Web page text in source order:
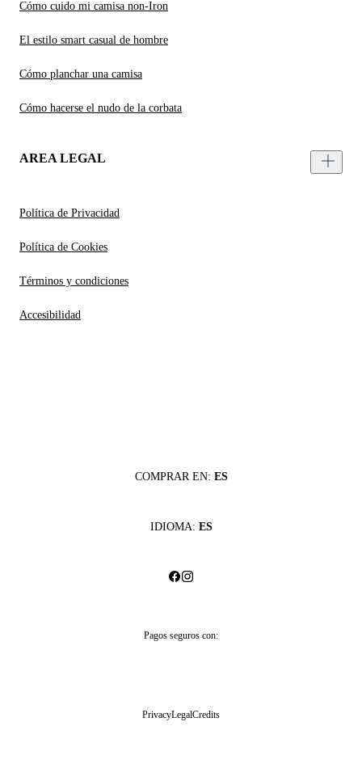
Cómo cuido mi camisa non-Iron
El estilo smart casual de hombre
Cómo planchar una camisa
Cómo hacerse el nudo de la corbata
AREA LEGAL
Política de Privacidad
Política de Cookies
Términos y condiciones
Accesibilidad
COMPRAR EN: ES
IDIOMA: ES
Pagos seguros con:
PrivacyLegalCredits